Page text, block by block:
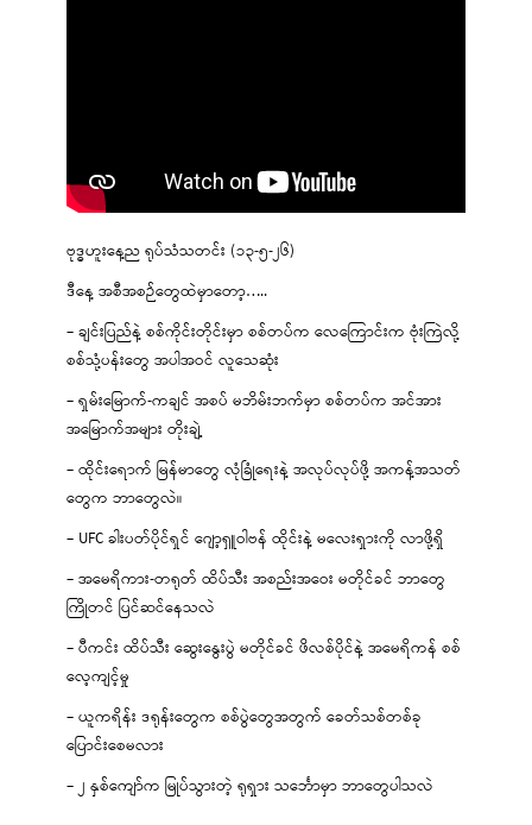
ဗုဒ္ဓဟူးနေ့ည ရုပ်သံသတင်း (၁၃-၅-၂၆)
ဒီနေ့ အစီအစဉ်တွေထဲမှာတော့…..
– ချင်းပြည်နဲ့ စစ်ကိုင်းတိုင်းမှာ စစ်တပ်က လေကြောင်းက ဗုံးကြဲလို့
စစ်သုံ့ပန်းတွေ အပါအဝင် လူသေဆုံး
– ရှမ်းမြောက်-ကချင် အစပ် မဘိမ်းဘက်မှာ စစ်တပ်က အင်အား
အမြောက်အများ တိုးချဲ့
– ထိုင်းရောက် မြန်မာတွေ လုံခြုံရေးနဲ့ အလုပ်လုပ်ဖို့ အကန့်အသတ်
တွေက ဘာတွေလဲ။
– UFC ခါးပတ်ပိုင်ရှင် ဂျော့ရှူဝါဗန် ထိုင်းနဲ့ မလေးရှားကို လာဖို့ရှိ
– အမေရိကား-တရုတ် ထိပ်သီး အစည်းအဝေး မတိုင်ခင် ဘာတွေ
ကြိုတင် ပြင်ဆင်နေသလဲ
– ပီကင်း ထိပ်သီး ဆွေးနွေးပွဲ မတိုင်ခင် ဖိလစ်ပိုင်နဲ့ အမေရိကန် စစ်
လေ့ကျင့်မှု
– ယူကရိန်း ဒရုန်းတွေက စစ်ပွဲတွေအတွက် ခေတ်သစ်တစ်ခု
ပြောင်းစေမလား
– ၂ နှစ်ကျော်က မြုပ်သွားတဲ့ ရုရှား သင်္ဘောမှာ ဘာတွေပါသလဲ